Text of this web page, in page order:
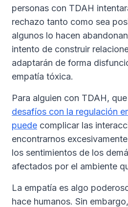
personas con TDAH
rechazo tanto como sea
algunos lo hacen
intento de construir
adaptarán de forma
empatía tóxica.
Para alguien con TDAH,
desafíos con la regulación
puede complicar las
encontrarnos
los sentimientos de los
afectados por el ambiente
La empatía es algo
hace humanos. Sin